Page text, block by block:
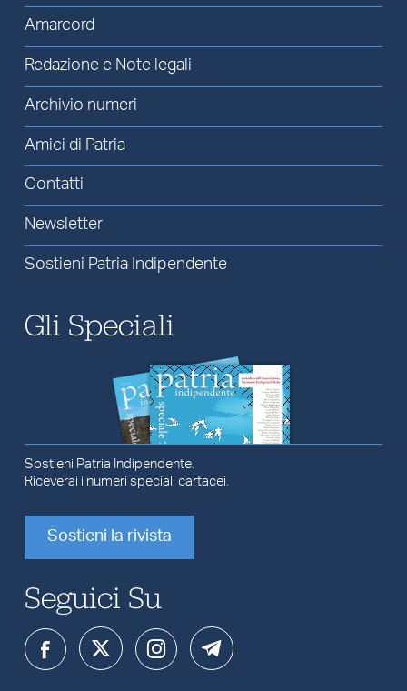
Amarcord
Redazione e Note legali
Archivio numeri
Amici di Patria
Contatti
Newsletter
Sostieni Patria Indipendente
Gli Speciali
Sostieni Patria Indipendente.
Riceverai i numeri speciali cartacei.
Sostieni la rivista
Seguici Su